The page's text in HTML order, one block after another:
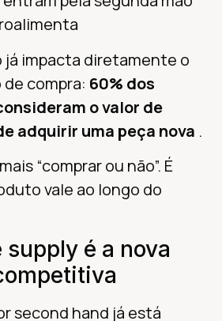
já impacta diretamente o
compra: 60% dos
o valor de
adquirir uma peça nova .
“comprar ou não”. É
vale ao longo do
supply é a nova
second hand já está